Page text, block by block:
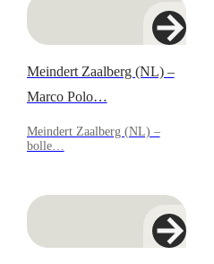
Meindert Zaalberg (NL) –
Marco Polo…
Meindert Zaalberg (NL) –
bolle…